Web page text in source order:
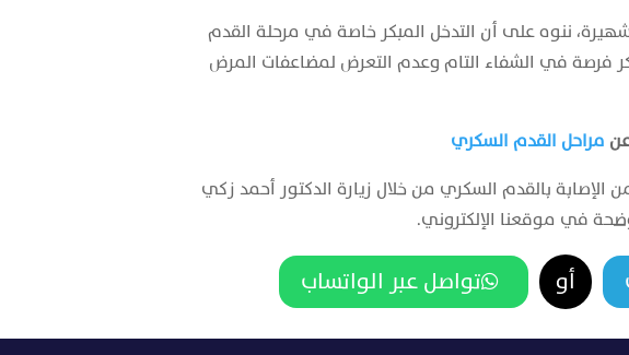
ننوه على أن التدخل المبكر خاصة في مرحلة القدم
فرصة في الشفاء التام وعدم التعرض لمضاعفات المرض
مراحل القدم السكري
بالقدم السكري من خلال زيارة الدكتور أحمد زكي
في موقعنا الإلكتروني.
أو تواصل عبر الواتساب